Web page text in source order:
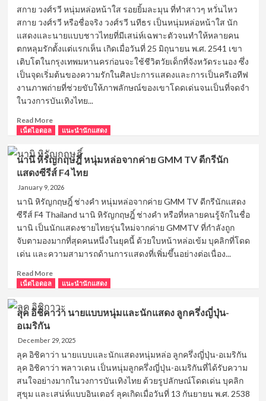
วง
บอย
แบน
ด์
BUS
because
of
you
i
shine
สกาย วงศ์รวี หนุ่มหล่อหน้าใส รอยยิ้มละมุน ที่ทำสาวๆ หวั่นไหว
สกาย วงศ์รวี หรือชื่อจริง วงศ์รวี นทีธร เป็นหนุ่มหล่อหน้าใส นัก
แสดงและนายแบบชาวไทยที่มีเสน่ห์เฉพาะตัวจนทำให้หลายคน
ตกหลุมรักตั้งแต่แรกเห็น เกิดเมื่อวันที่ 25 มิถุนายน พ.ศ. 2541 เขา
เติบโตในกรุงเทพมหานครก่อนจะใช้ชีวิตวัยเด็กที่จังหวัดระนอง ซึ่ง
เป็นจุดเริ่มต้นของความรักในศิลปะการแสดงและการเป็นครีเอทีฟ
งานภาพถ่ายที่ช่วยขับให้ภาพลักษณ์ของเขาโดดเด่นจนเป็นที่จดจำ
ในวงการบันเทิงไทย...
Read MoreRead
more
สกาย
วงศ์
รวี
นัก
แสดง
และ
นาย
แบบ
ชาว
ไทย
หล่อ
หน้า
รอย
เน็ตไอดอล แนะนำนักแสดง
นานิ หิรัญกฤษฎิ์ หนุ่มหล่อจากค่าย GMM TV ดีกรีนัก
แสดงซีรีส์ F4 ไทย
January 9, 2026
นานิ หิรัญกฤษฎิ์ ช่างคำ หนุ่มหล่อจากค่าย GMM TV ดีกรีนักแสดง
ซีรีส์ F4 Thailand นานิ หิรัญกฤษฎิ์ ช่างคำ หรือที่หลายคนรู้จักในชื่อ
นานิ เป็นนักแสดงชายไทยรุ่นใหม่จากค่าย GMMTV ที่กำลังถูก
จับตามองมากที่สุดคนหนึ่งในยุคนี้ ด้วยใบหน้าหล่อเข้ม บุคลิกที่โดด
เด่น และความสามารถด้านการแสดงที่เพิ่มขึ้นอย่างต่อเนื่อง...
Read MoreRead
more
นานิ
หิรัญ
หนุ่ม
หล่อ
ค่าย
GMM
TV
เน็ตไอดอล แนะนำนักแสดง
ลุค อิชิคาว่า นายแบบหนุ่มและนักแสดง ลูกครึ่งญี่ปุ่น-
อเมริกัน
December 29, 2025
ลุค อิชิคาว่า นายแบบและนักแสดงหนุ่มหล่อ ลูกครึ่งญี่ปุ่น-อเมริกัน
ลุค อิชิคาว่า พลาวเดน เป็นหนุ่มลูกครึ่งญี่ปุ่น-อเมริกันที่ได้รับความ
สนใจอย่างมากในวงการบันเทิงไทย ด้วยรูปลักษณ์โดดเด่น บุคลิก
สุขุม และเสน่ห์แบบอินเตอร์ ลุคเกิดเมื่อวันที่ 13 กันยายน พ.ศ. 2538